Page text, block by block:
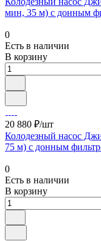
мин, 35 м) с донным
0
Есть в наличии
В корзину
20 880 ₽/шт
Колодезный насос
75 м) с донным
0
Есть в наличии
В корзину